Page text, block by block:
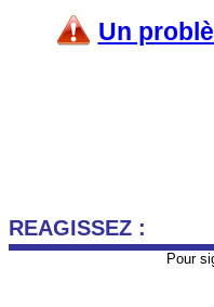
Un
REAGISSEZ :
Pour